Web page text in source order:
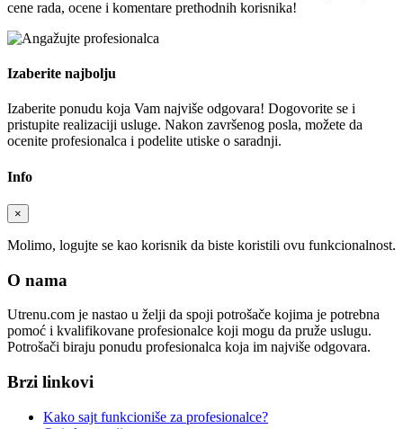
cene rada, ocene i komentare prethodnih korisnika!
Izaberite najbolju
Izaberite ponudu koja Vam najviše odgovara! Dogovorite se i
pristupite realizaciji usluge. Nakon završenog posla, možete da
ocenite profesionalca i podelite utiske o saradnji.
Info
×
Molimo, logujte se kao korisnik da biste koristili ovu funkcionalnost.
O nama
Utrenu.com je nastao u želji da spoji potrošače kojima je potrebna
pomoć i kvalifikovane profesionalce koji mogu da pruže uslugu.
Potrošači biraju ponudu profesionalca koja im najviše odgovara.
Brzi linkovi
Kako sajt funkcioniše za profesionalce?